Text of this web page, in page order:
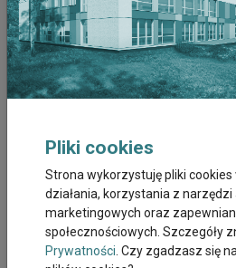
Styczeń 2026
Grudzień 2025
Listopad 2025
Październik 2025
Wrzesień 2025
Sierpień 2025
Pliki cookies
Strona wykorzystuję pliki cookies
działania, korzystania z
marketingowych oraz
społecznościowych. Szczegóły
Prywatności . Czy zgadzasz się